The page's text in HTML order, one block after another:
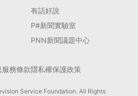
有話好說
P#新聞實驗室
PNN新聞議題中心
服務條款隱私權保護政策
Service Foundation. All Rights